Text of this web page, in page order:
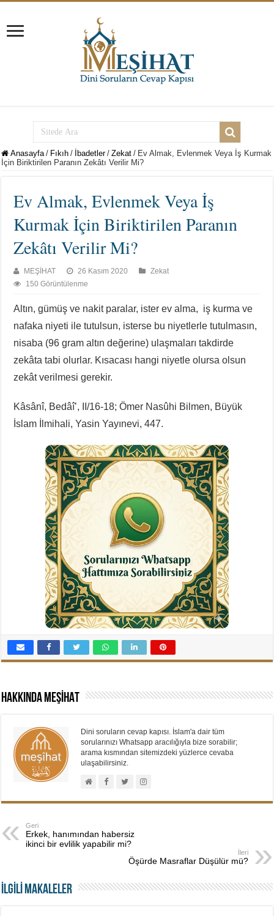
Anasayfa / Fıkıh / İbadetler / Zekat / Ev Almak, Evlenmek Veya İş Kurmak
İçin Biriktirilen Paranın Zekâtı Verilir Mi?
Ev Almak, Evlenmek Veya İş
Kurmak İçin Biriktirilen Paranın
Zekâtı Verilir Mi?
MEŞİHAT 26 Kasım 2020
Zekat
150 Görüntülenme
Altın, gümüş ve nakit paralar, ister ev alma, iş kurma ve
nafaka niyeti ile tutulsun, isterse bu niyetlerle tutulmasın,
nisaba (96 gram altın değerine) ulaşmaları takdirde
zekâta tabi olurlar. Kısacası hangi niyetle olursa olsun
zekât verilmesi gerekir.
Kâsânî, Bedâî’, II/16-18; Ömer Nasûhi Bilmen, Büyük
İslam İlmihali, Yasin Yayınevi, 447.
Hakkında MEŞİHAT
Dini soruların cevap kapısı. İslam'a dair tüm
sorularınızı Whatsapp aracılığıyla bize sorabilir;
arama kısmından sitemizdeki yüzlerce cevaba
ulaşabilirsiniz.
Geri
Erkek, hanımından habersiz
ikinci bir evlilik yapabilir mi?
İleri
Öşürde Masraflar Düşülür mü?
İLGİLİ MAKALELER